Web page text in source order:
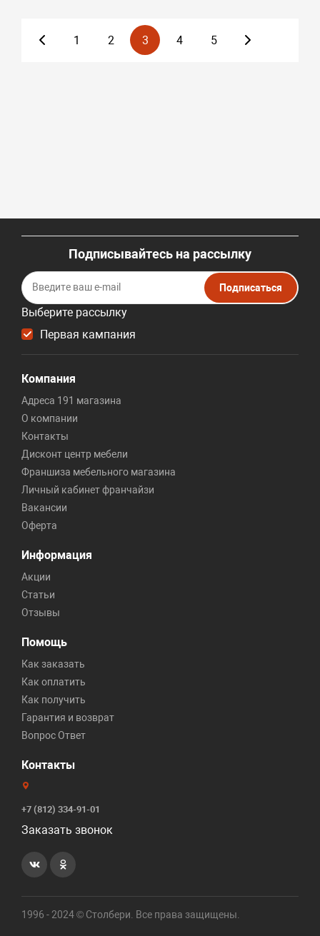
1 2 3 4 5
Подписывайтесь на рассылку
Выберите рассылку
Первая кампания
Подписаться
Компания
Адреса 191 магазина
О компании
Контакты
Дисконт центр мебели
Франшиза мебельного магазина
Личный кабинет франчайзи
Вакансии
Оферта
Информация
Акции
Статьи
Отзывы
Помощь
Как заказать
Как оплатить
Как получить
Гарантия и возврат
Вопрос Ответ
Контакты
+7 (812) 334-91-01
Заказать звонок
1996 - 2024 © Столбери. Все права защищены.